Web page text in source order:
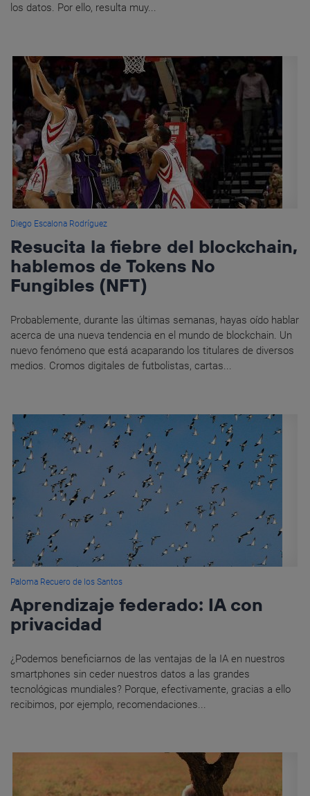
los datos. Por ello, resulta muy...
Diego Escalona Rodríguez
Resucita la fiebre del blockchain,
hablemos de Tokens No
Fungibles (NFT)
Probablemente, durante las últimas semanas, hayas oído hablar
acerca de una nueva tendencia en el mundo de blockchain. Un
nuevo fenómeno que está acaparando los titulares de diversos
medios. Cromos digitales de futbolistas, cartas...
Paloma Recuero de los Santos
Aprendizaje federado: IA con
privacidad
¿Podemos beneficiarnos de las ventajas de la IA en nuestros
smartphones sin ceder nuestros datos a las grandes
tecnológicas mundiales? Porque, efectivamente, gracias a ello
recibimos, por ejemplo, recomendaciones...